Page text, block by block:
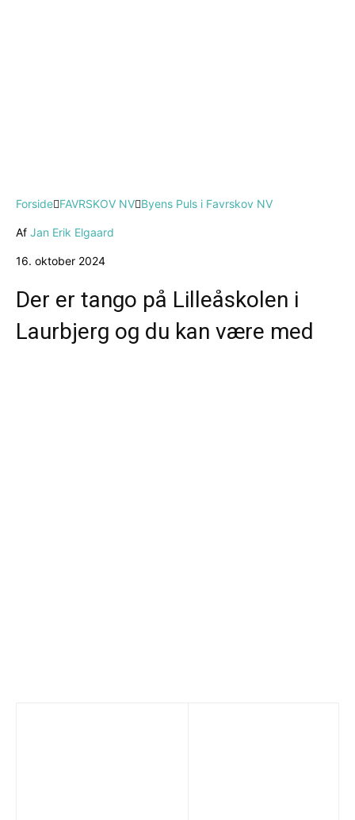
Forside FAVRSKOV NV Byens Puls i Favrskov NV
Af Jan Erik Elgaard
16. oktober 2024
Der er tango på Lilleåskolen i
Laurbjerg og du kan være med